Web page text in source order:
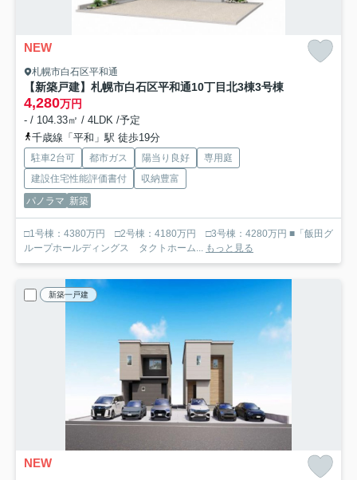
NEW
札幌市白石区平和通
【新築戸建】札幌市白石区平和通10丁目北3棟3号棟
4,280万円
- / 104.33㎡ / 4LDK /予定
千歳線「平和」駅 徒歩19分
駐車2台可 都市ガス 陽当り良好
専用庭
建設住宅性能評価書付
収納豊富
パノラマ 新築
□1号棟：4380万円 □2号棟：4180万円 □3号棟：4280万円 ■「飯田グ
ループホールディングス タクトホーム... もっと見る
新築一戸建
NEW